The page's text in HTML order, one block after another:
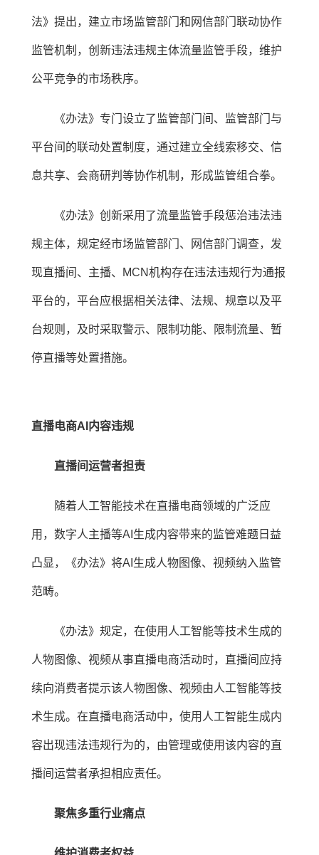
法》提出，建立市场监管部门和网信部门联动协作
监管机制，创新违法违规主体流量监管手段，维护
公平竞争的市场秩序。
《办法》专门设立了监管部门间、监管部门与
平台间的联动处置制度，通过建立全线索移交、信
息共享、会商研判等协作机制，形成监管组合拳。
《办法》创新采用了流量监管手段惩治违法违
规主体，规定经市场监管部门、网信部门调查，发
现直播间、主播、MCN机构存在违法违规行为通报
平台的，平台应根据相关法律、法规、规章以及平
台规则，及时采取警示、限制功能、限制流量、暂
停直播等处置措施。
直播电商AI内容违规
直播间运营者担责
随着人工智能技术在直播电商领域的广泛应
用，数字人主播等AI生成内容带来的监管难题日益
凸显，《办法》将AI生成人物图像、视频纳入监管
范畴。
《办法》规定，在使用人工智能等技术生成的
人物图像、视频从事直播电商活动时，直播间应持
续向消费者提示该人物图像、视频由人工智能等技
术生成。在直播电商活动中，使用人工智能生成内
容出现违法违规行为的，由管理或使用该内容的直
播间运营者承担相应责任。
聚焦多重行业痛点